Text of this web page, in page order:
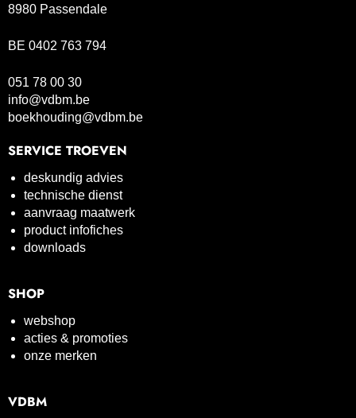
8980 Passendale
BE 0402 763 794
051 78 00 30
info@vdbm.be
boekhouding@vdbm.be
SERVICE TROEVEN
deskundig advies
technische dienst
aanvraag maatwerk
product infofiches
downloads
SHOP
webshop
acties & promoties
onze merken
VDBM